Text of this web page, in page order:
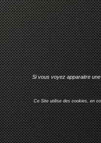
Si vous voyez apparaitre
Ce Site utilise des cookies, en